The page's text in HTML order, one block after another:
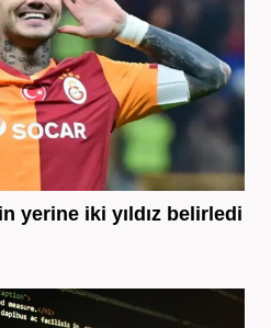
yerine iki yıldız belirledi